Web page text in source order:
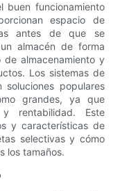
buen funcionamiento
espacio de
antes de que se
almacén de forma
almacenamiento y
Los sistemas de
populares
grandes, ya que
y rentabilidad. Este
y características de
selectivas y cómo
los tamaños.